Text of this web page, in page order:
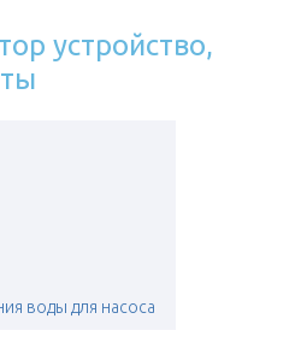
устройство,
воды для насоса